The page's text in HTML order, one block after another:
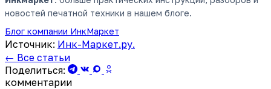
новостей печатной техники в нашем блоге.
Блог компании ИнкМаркет
Источник: Инк-Маркет.ру.
← Все статьи
Поделиться:
комментарии